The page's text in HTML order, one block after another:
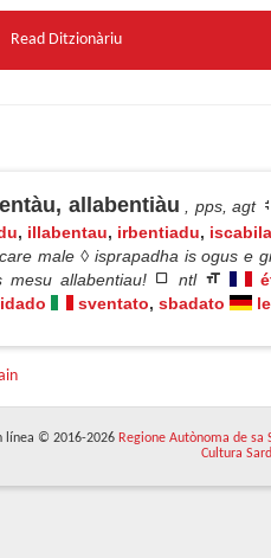
Read Ditzionàriu
allabentiàu
, pps, agt
, illabentau, irbentiadu,
male ◊ isprapadha is ogus e
mesu allabentiau!
ntl
sventato, sbadato
línea © 2016-2026 Regione Autònoma de sa
Cultura